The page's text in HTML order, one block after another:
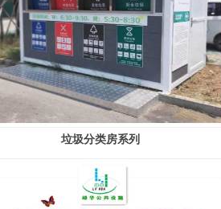
垃圾分类房系列